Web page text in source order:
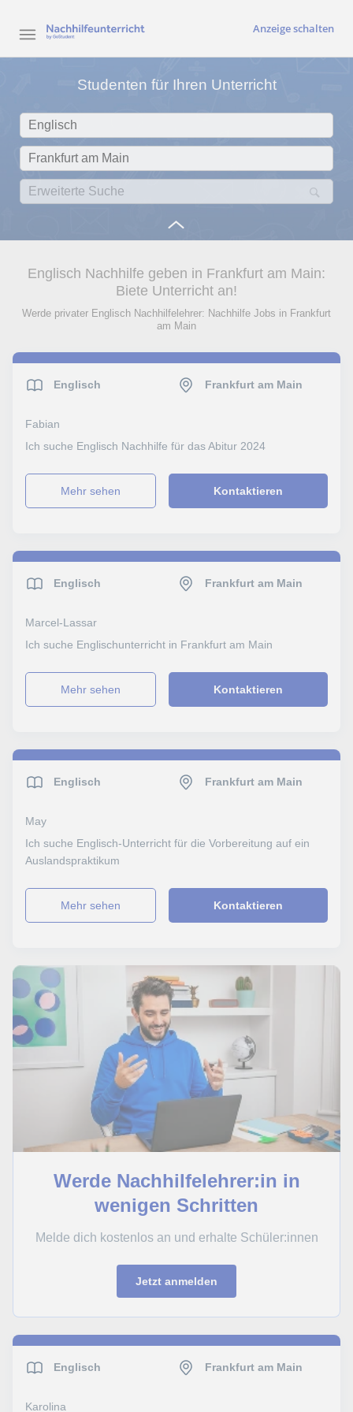
Anzeige schalten
Studenten für Ihren Unterricht
Englisch Nachhilfe geben in Frankfurt am Main:
Biete Unterricht an!
Werde privater Englisch Nachhilfelehrer: Nachhilfe Jobs in Frankfurt
am Main
Englisch Frankfurt am Main
Fabian
Ich suche Englisch Nachhilfe für das Abitur 2024
Mehr sehen Kontaktieren
Englisch Frankfurt am Main
Marcel-Lassar
Ich suche Englischunterricht in Frankfurt am Main
Mehr sehen Kontaktieren
Englisch Frankfurt am Main
May
Ich suche Englisch-Unterricht für die Vorbereitung auf ein
Auslandspraktikum
Mehr sehen Kontaktieren
Werde Nachhilfelehrer:in in
wenigen Schritten
Melde dich kostenlos an und erhalte Schüler:innen
Jetzt anmelden
Englisch Frankfurt am Main
Karolina